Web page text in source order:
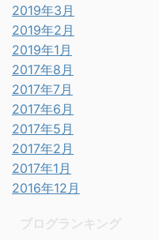
2019年3月
2019年2月
2019年1月
2017年8月
2017年7月
2017年6月
2017年5月
2017年2月
2017年1月
2016年12月